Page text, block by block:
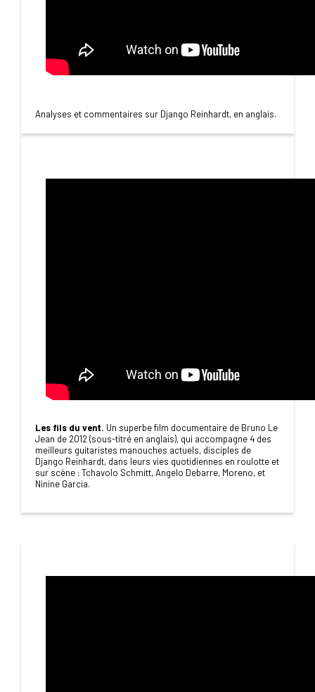
Analyses et commentaires sur Django Reinhardt, en anglais.
Les fils du vent. Un superbe film documentaire de Bruno Le
Jean de 2012 (sous-titré en anglais), qui accompagne 4 des
meilleurs guitaristes manouches actuels, disciples de
Django Reinhardt, dans leurs vies quotidiennes en roulotte et
sur scène : Tchavolo Schmitt, Angelo Debarre, Moreno, et
Ninine Garcia.